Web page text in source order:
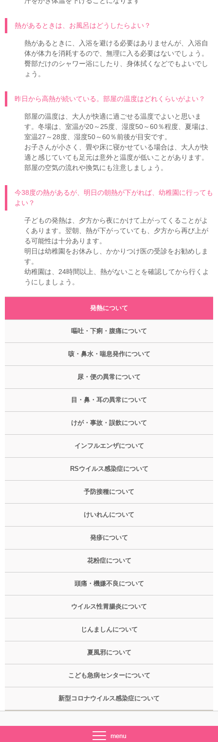
熱があるときは、お風呂はどうしたらよい？
熱があるときに、入浴を避ける必要はありませんが、入浴自
体が体力を消耗するので、無理に入る必要はないでしょう。
臀部だけのシャワー浴にしたり、身体拭くなどでもよいでし
ょう。
昨日から高熱が続いている。部屋の温度はどれくらいがよい？
部屋の温度は、大人が快適に過ごせる温度でよいと思いま
す。冬場は、室温が20～25度、湿度50～60％程度、夏場は、
室温27～28度、湿度50～60％前後が目安です。
お子さんが小さく、畳や床に寝かせている場合は、大人が快
適と感じていても足元は意外と温度が低いことがあります。
部屋の空気の流れや換気にも注意しましょう。
今38度の熱があるが、明日の朝熱が下がれば、幼稚園に行っても
よい？
子どもの発熱は、夕方から夜にかけて上がってくることがよ
くあります。翌朝、熱が下がっていても、夕方から再び上が
る可能性は十分あります。
明日は幼稚園をお休みし、かかりつけ医の受診をお勧めしま
す。
幼稚園は、24時間以上、熱がないことを確認してから行くよ
うにしましょう。
発熱について
嘔吐・下痢・腹痛について
咳・鼻水・喘息発作について
尿・便の異常について
目・鼻・耳の異常について
けが・事故・誤飲について
インフルエンザについて
RSウイルス感染症について
予防接種について
けいれんについて
発疹について
花粉症について
頭痛・機嫌不良について
ウイルス性胃腸炎について
じんましんについて
夏風邪について
こども急病センターについて
新型コロナウイルス感染症について